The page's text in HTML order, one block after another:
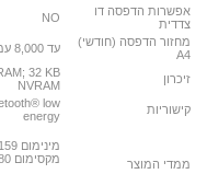
אפשרות הדפסה דו
צדדית
NO
מחזור הדפסה (חודשי)
A4
עד 8,000 עמודים
זיכרון
32 KB
NVRAM
קישוריות
low
energy
ממדי המוצר
מינימום 346x189x159 מ"מ
מקסימום 346x360x280 מ"מ